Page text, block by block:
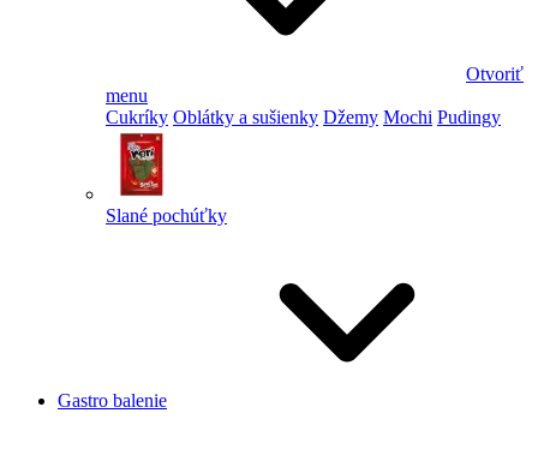
Otvoriť
menu
Cukríky Oblátky a sušienky Džemy Mochi Pudingy
Slané pochúťky
Gastro balenie